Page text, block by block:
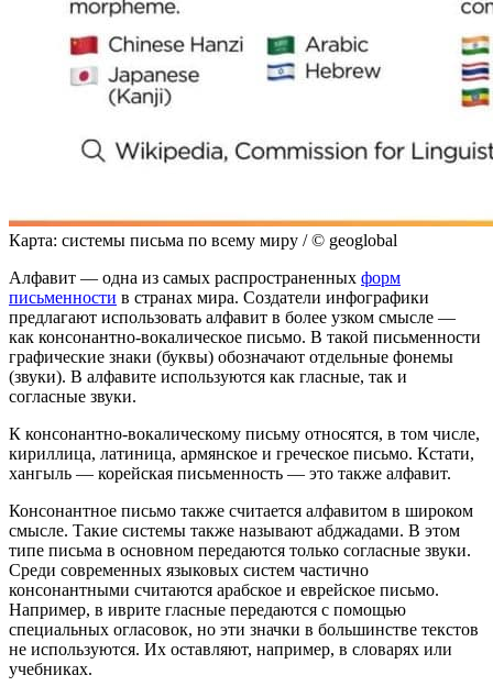
Карта: системы письма по всему миру / © geoglobal
Алфавит — одна из самых распространенных форм
письменности в странах мира. Создатели инфографики
предлагают использовать алфавит в более узком смысле —
как консонантно-вокалическое письмо. В такой письменности
графические знаки (буквы) обозначают отдельные фонемы
(звуки). В алфавите используются как гласные, так и
согласные звуки.
К консонантно-вокалическому письму относятся, в том числе,
кириллица, латиница, армянское и греческое письмо. Кстати,
хангыль — корейская письменность — это также алфавит.
Консонантное письмо также считается алфавитом в широком
смысле. Такие системы также называют абджадами. В этом
типе письма в основном передаются только согласные звуки.
Среди современных языковых систем частично
консонантными считаются арабское и еврейское письмо.
Например, в иврите гласные передаются с помощью
специальных огласовок, но эти значки в большинстве текстов
не используются. Их оставляют, например, в словарях или
учебниках.